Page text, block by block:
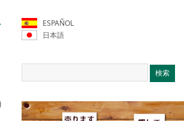
ESPAÑOL
日本語